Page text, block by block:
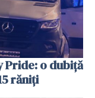
Pride: o dubiță
răniți